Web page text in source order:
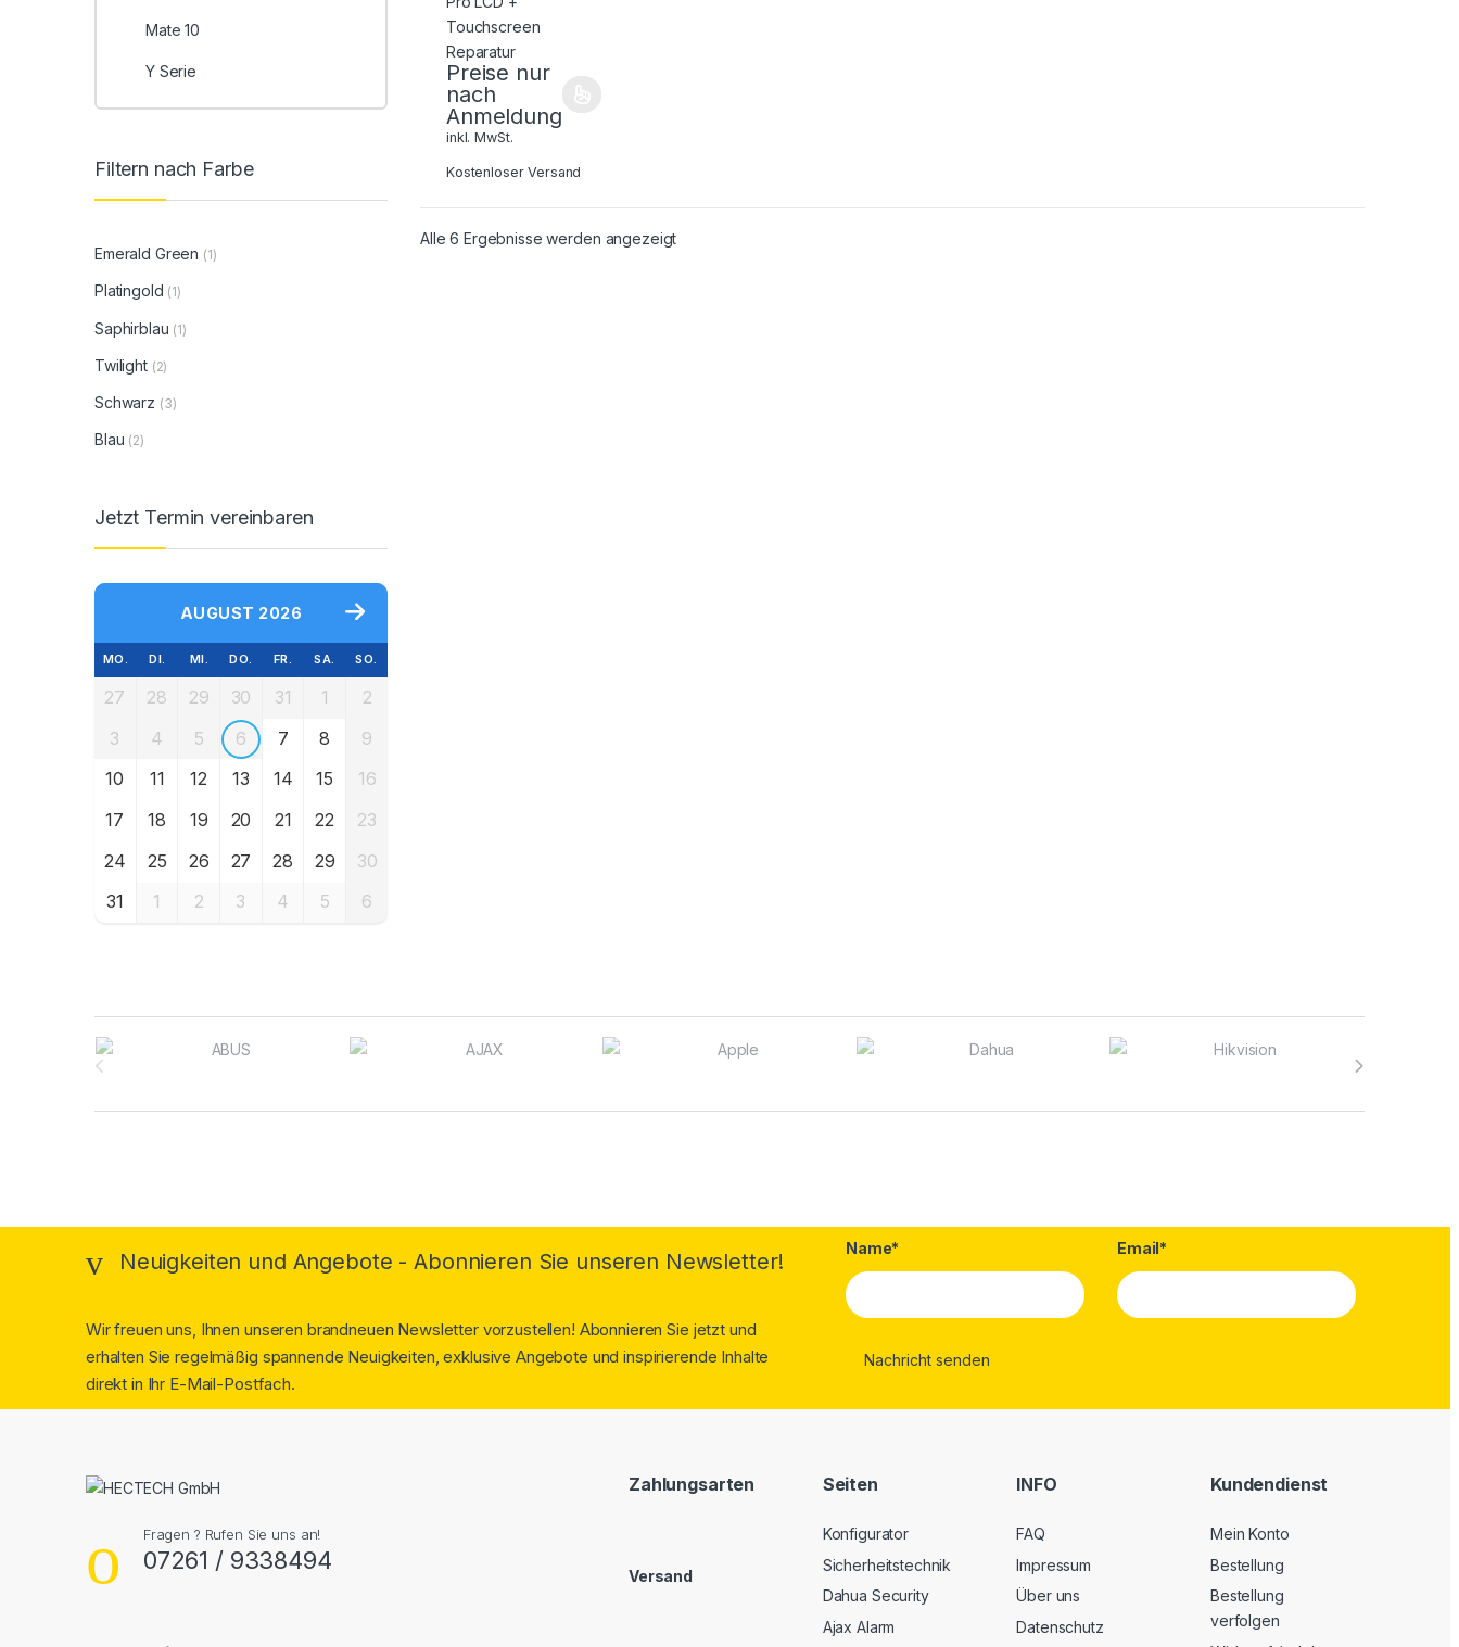
Preise nur
nach
Anmeldung
inkl. MwSt.
Kostenloser Versand
Alle 6 Ergebnisse werden angezeigt
Mate 10
Y Serie
Filtern nach Farbe
Emerald Green (1)
Platingold (1)
Saphirblau (1)
Twilight (2)
Schwarz (3)
Blau (2)
Jetzt Termin vereinbaren
AUGUST 2026
MO. DI. MI. DO. FR. SA. SO.
27 28 29 30 31 1
2
3
4 5 6 7 8
9
10
11 12 13 14 15
16
17
18 19 20 21 22
23
24
25 26 27 28 29
30
31
1 2 3 4 5 6
Brands Carousel
Neuigkeiten und Angebote - Abonnieren Sie unseren Newsletter!
Wir freuen uns, Ihnen unseren brandneuen Newsletter vorzustellen! Abonnieren Sie jetzt und
erhalten Sie regelmäßig spannende Neuigkeiten, exklusive Angebote und inspirierende Inhalte
direkt in Ihr E-Mail-Postfach.
Name* Email*
Fragen ? Rufen Sie uns an!
07261 / 9338494
Zahlungsarten
Versand
Seiten
Konfigurator
Sicherheitstechnik
Dahua Security
Ajax Alarm
INFO
FAQ
Impressum
Über uns
Datenschutz
Kundendienst
Mein Konto
Bestellung
Bestellung
verfolgen